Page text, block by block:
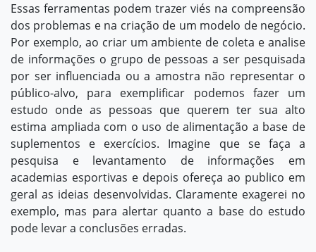
Essas ferramentas podem trazer viés na compreensão
dos problemas e na criação de um modelo de negócio.
Por exemplo, ao criar um ambiente de coleta e analise
de informações o grupo de pessoas a ser pesquisada
por ser influenciada ou a amostra não representar o
público-alvo, para exemplificar podemos fazer um
estudo onde as pessoas que querem ter sua alto
estima ampliada com o uso de alimentação a base de
suplementos e exercícios. Imagine que se faça a
pesquisa e levantamento de informações em
academias esportivas e depois ofereça ao publico em
geral as ideias desenvolvidas. Claramente exagerei no
exemplo, mas para alertar quanto a base do estudo
pode levar a conclusões erradas.